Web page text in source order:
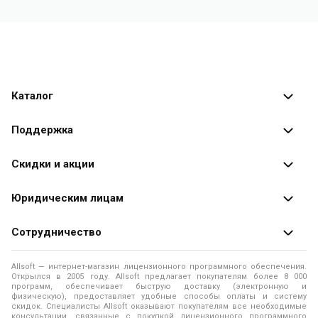
Каталог
Каталог программ
Поддержка
Оплата заказов
Доставка заказа
Помощь
Правила продажи
Политика использования файлов Cookie
Скидки и акции
Специальные
Юридическим лицам
Продажа программ юридическим лицам
О лицензировании программного обеспечения
Программы для компьютера
Контакты
Сотрудничество
О магазине
Адреса и телефоны
Новости
Allsoft — интернет-магазин лицензионного программного обеспечения.
Открылся в 2005 году. Allsoft предлагает покупателям более 8 000
программ, обеспечивает быструю доставку (электронную и
физическую), предоставляет удобные способы оплаты и систему
скидок. Специалисты Allsoft оказывают покупателям все необходимые